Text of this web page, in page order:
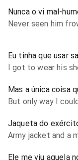
Nunca o vi mal-
Never seen him
Eu tinha que usar
I got to wear his
Mas a única coisa
But only way I
Jaqueta do
Army jacket and a
Ele me viu aquela